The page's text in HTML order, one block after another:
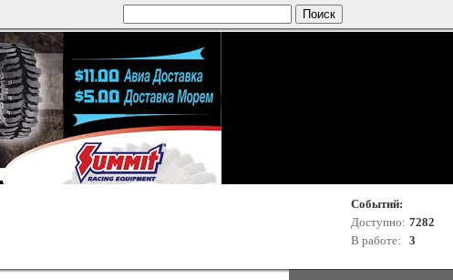
Событий:
Доступно: 7282
В работе:
3